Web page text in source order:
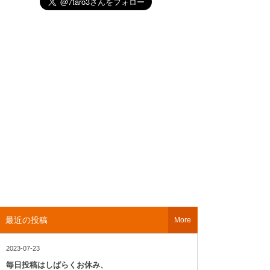
最近の投稿
2023-07-23
毎日投稿はしばらくお休み、
More